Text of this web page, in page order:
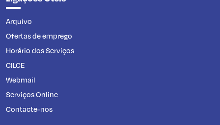
Arquivo
Ofertas de emprego
Horário dos Serviços
CILCE
Webmail
Serviços Online
Contacte-nos